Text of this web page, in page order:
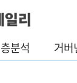
분석 거버